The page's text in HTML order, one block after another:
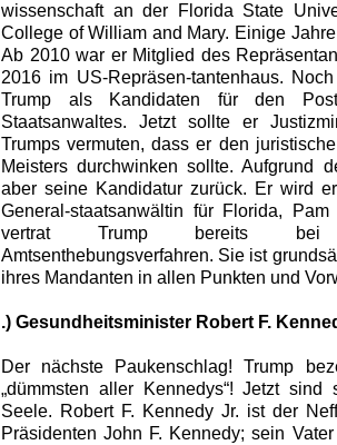
wissenschaft an der Florida State
College of William and Mary. Einige
Ab 2010 war er Mitglied des
2016 im US-Repräsen-tantenhaus.
Trump als Kandidaten für den
Staatsanwaltes. Jetzt sollte er
Trumps vermuten, dass er den
Meisters durchwinken sollte. Aufgrund
aber seine Kandidatur zurück. Er wird
General-staatsanwältin für Florida,
vertrat Trump bereits bei
Amtsenthebungsverfahren. Sie ist
ihres Mandanten in allen Punkten und
.) Gesundheitsminister Robert F.
Der nächste Paukenschlag! Trump
„dümmsten aller Kennedys“! Jetzt
Seele. Robert F. Kennedy Jr. ist der
Präsidenten John F. Kennedy; sein